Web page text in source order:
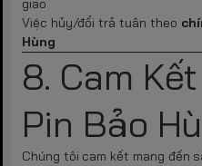
giao
Việc hủy/đổi trả tuân theo
Hùng
8. Cam
Pin Bảo
Chúng tôi cam kết mang đến